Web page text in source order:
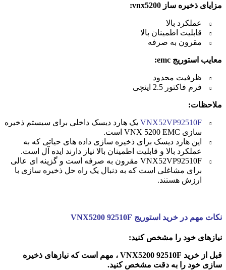
مزایای ذخیره ساز vnx5200:
عملکرد بالا
قابلیت اطمینان بالا
مقرون به صرفه
معایب استوریج emc:
ظرفیت محدود
فرم فاکتور 2.5 اینچی
ملاحظات:
VNX52VP92510F یک هارد دیسک داخلی برای سیستم ذخیره
سازی VNX 5200 EMC است.
این هارد دیسک برای ذخیره سازی داده های حیاتی که به
عملکرد بالا و قابلیت اطمینان بالا نیاز دارند ایده آل است.
VNX52VP92510F مقرون به صرفه است و گزینه ای عالی
برای مشاغلی است که به دنبال یک راه حل ذخیره سازی با
ارزش هستند.
نکات مهم در خرید استوریج VNX5200 92510F
نیازهای خود را مشخص کنید:
قبل از خرید VNX5200 92510F ، مهم است که نیازهای ذخیره
سازی خود را به دقت مشخص کنید.